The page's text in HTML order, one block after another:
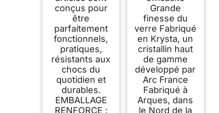
conçus pour
être
parfaitement
fonctionnels,
pratiques,
résistants aux
chocs du
quotidien et
durables.
EMBALLAGE
RENFORCE :
Grande
finesse du
verre Fabriqué
en Krysta, un
cristallin haut
de gamme
développé par
Arc France
Fabriqué à
Arques, dans
le Nord de la